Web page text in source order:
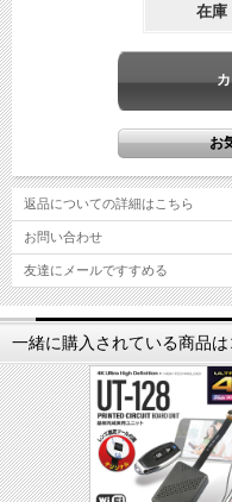
6.日本語取扱説明書
【保証期間】製品到着後1ヵ月間
【JANコード】4573375782261
・プライバシーの侵害／迷惑防止
い。
・ご使用中本体が発熱し、熱くな
在庫
返品についての詳細はこちら
お問い合わせ
友達にメールですすめる
一緒に購入されている商品